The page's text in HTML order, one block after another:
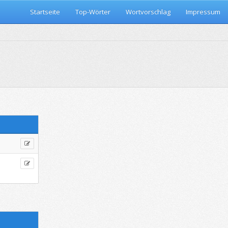
Startseite Top-Wörter Wortvorschlag Impressum